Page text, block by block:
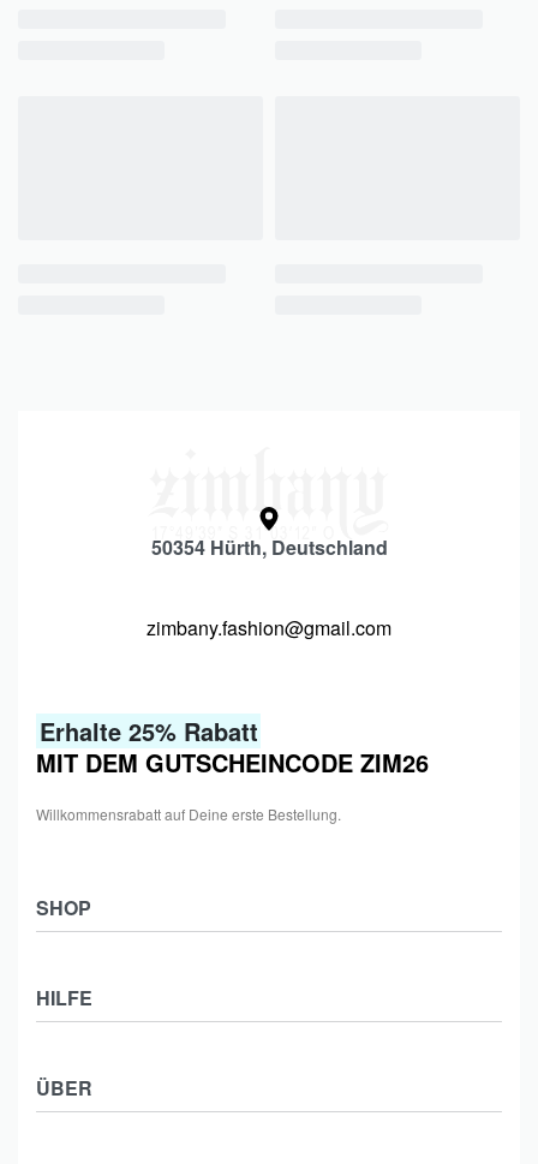
50354 Hürth, Deutschland
zimbany.fashion@gmail.com
SHOP
Collections
Männer
Kids
HILFE
Zahlung & Versand
Widerrufsbelehrung
ÜBER
Erhalte 25% Rabatt
MIT DEM GUTSCHEINCODE ZIM26
Willkommensrabatt auf Deine erste Bestellung.